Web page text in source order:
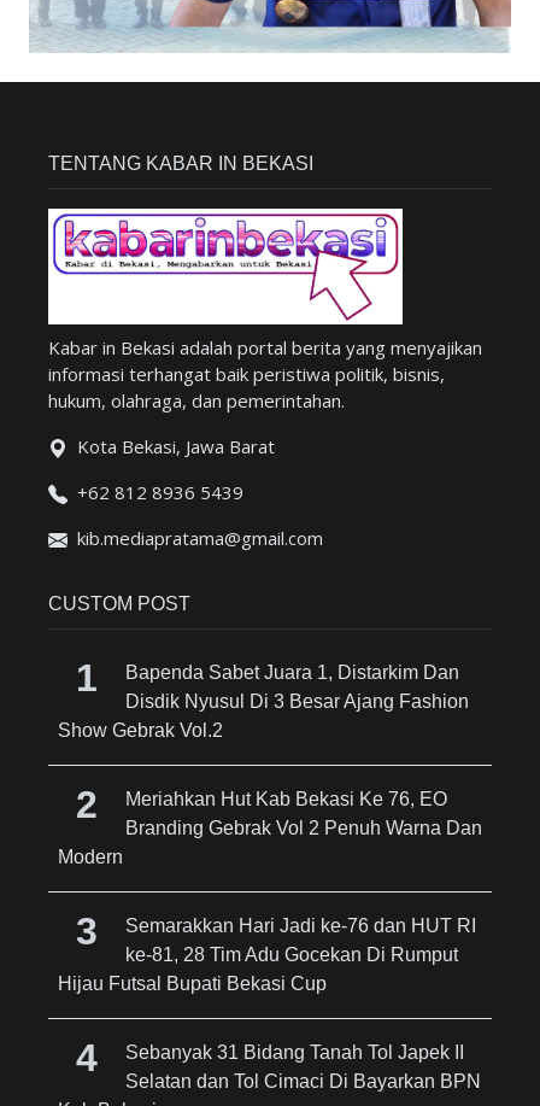
TENTANG KABAR IN BEKASI
Kabar in Bekasi adalah portal berita yang menyajikan
informasi terhangat baik peristiwa politik, bisnis,
hukum, olahraga, dan pemerintahan.
Kota Bekasi, Jawa Barat
+62 812 8936 5439
kib.mediapratama@gmail.com
CUSTOM POST
Bapenda Sabet Juara 1, Distarkim Dan
Disdik Nyusul Di 3 Besar Ajang Fashion
Show Gebrak Vol.2
Meriahkan Hut Kab Bekasi Ke 76, EO
Branding Gebrak Vol 2 Penuh Warna Dan
Modern
Semarakkan Hari Jadi ke-76 dan HUT RI
ke-81, 28 Tim Adu Gocekan Di Rumput
Hijau Futsal Bupati Bekasi Cup
Sebanyak 31 Bidang Tanah Tol Japek II
Selatan dan Tol Cimaci Di Bayarkan BPN